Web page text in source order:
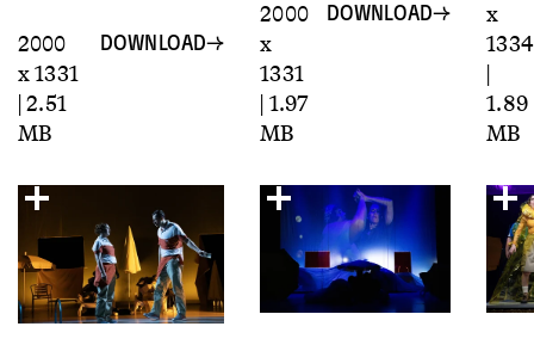
2000
x 1331
| 2.51
MB
DOWNLOAD
2000
x
1331
| 1.97
MB
DOWNLOAD
x
1334
1.89
MB